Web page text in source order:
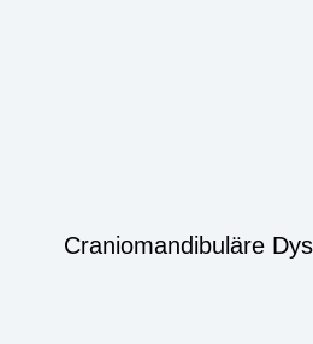
Craniomandibuläre